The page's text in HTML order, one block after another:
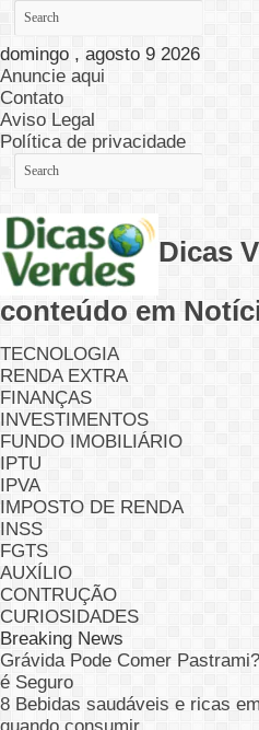
domingo , agosto 9 2026
Anuncie aqui
Contato
Aviso Legal
Política de privacidade
Dicas
conteúdo em
TECNOLOGIA
RENDA EXTRA
FINANÇAS
INVESTIMENTOS
FUNDO IMOBILIÁRIO
IPTU
IPVA
IMPOSTO DE RENDA
INSS
FGTS
AUXÍLIO
CONTRUÇÃO
CURIOSIDADES
Breaking News
Grávida Pode Comer
é Seguro
8 Bebidas saudáveis e ricas